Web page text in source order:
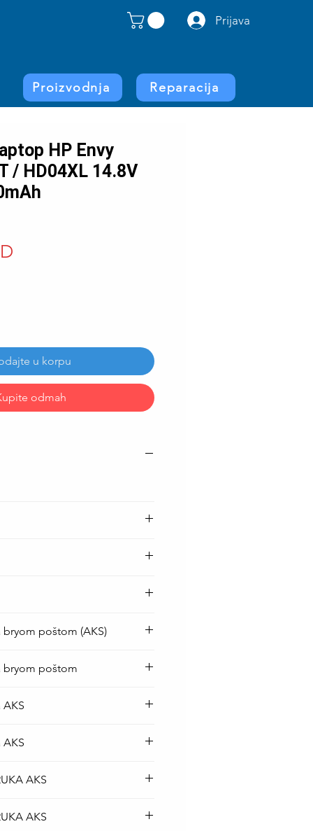
Prijava
Proizvodnja Reparacija
HP Envy
/ HD04XL 14.8V
u korpu
odmah
poštom (AKS)
Srbije kurirskom službom
bryom poštom
službom.
službom.
službom.
AKS
službom.
AKS